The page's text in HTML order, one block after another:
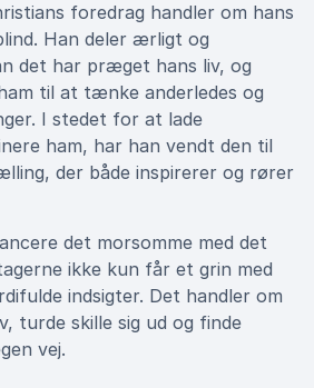
foredrag handler om hans
Han deler ærligt og
det har præget hans liv, og
til at tænke anderledes og
I stedet for at lade
ham, har han vendt den til
der både inspirerer og rører
det morsomme med det
ikke kun får et grin med
indsigter. Det handler om
turde skille sig ud og finde
vej.